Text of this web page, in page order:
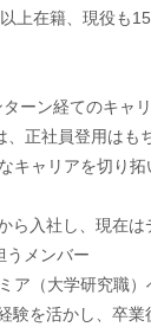
上在籍、現役も
ターン経てのキャ
正社員登用はも
キャリアを切り拓
ら入社し、現在
うメンバー
ア（大学研究職
験を活かし、卒